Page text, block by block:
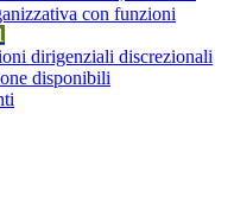
con funzioni
dirigenziali discrezionali
disponibili